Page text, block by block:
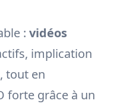
: vidéos
implication
tout en
forte grâce à un